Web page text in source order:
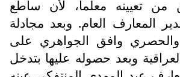
من تعيينه معلماً، لأن ساطع
المعارف العام. وبعد مجادلة
والحصري وافق الجواهري على
وبعد حصوله عليها بتدخل